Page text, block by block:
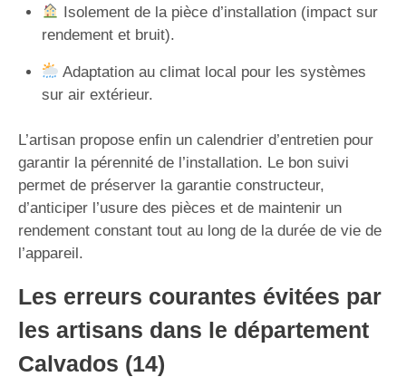
Isolement de la pièce d’installation (impact sur
rendement et bruit).
Adaptation au climat local pour les systèmes
sur air extérieur.
L’artisan propose enfin un calendrier d’entretien pour
garantir la pérennité de l’installation. Le bon suivi
permet de préserver la garantie constructeur,
d’anticiper l’usure des pièces et de maintenir un
rendement constant tout au long de la durée de vie de
l’appareil.
Les erreurs courantes évitées par
les artisans dans le département
Calvados (14)